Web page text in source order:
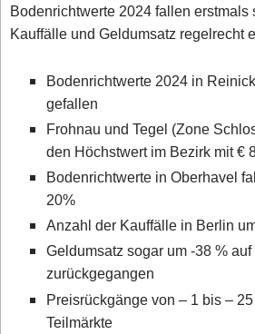
Bodenrichtwerte 2024 fallen
Kauffälle und Geldumsatz regelrecht
Bodenrichtwerte 2024 in
gefallen
Frohnau und Tegel (Zone
den Höchstwert im Bezirk mit €
Bodenrichtwerte in Oberhavel
20%
Anzahl der Kauffälle in Berlin
Geldumsatz sogar um -38 %
zurückgegangen
Preisrückgänge von – 1 bis –
Teilmärkte